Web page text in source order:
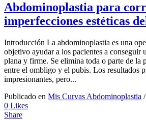
Abdominoplastia para
imperfecciones estéticas
Introducción La abdominoplastia es una
objetivo ayudar a los pacientes a conseguir
plana y firme. Se elimina toda o parte de la
entre el ombligo y el pubis. Los resultados
impresionantes, pero...
Publicado en Mis Curvas Abdominoplastia /
0 Likes
Share